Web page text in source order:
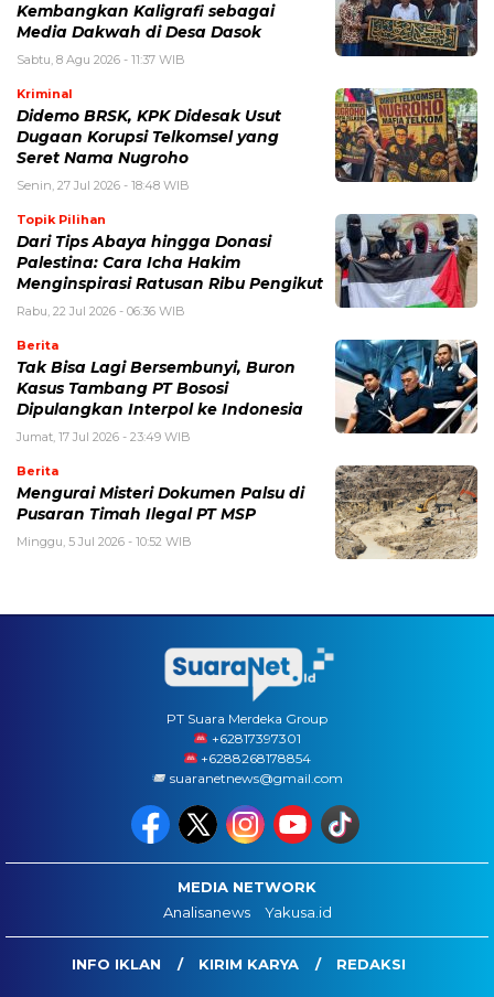
Kembangkan Kaligrafi sebagai
Media Dakwah di Desa Dasok
Sabtu, 8 Agu 2026 - 11:37 WIB
Kriminal
Didemo BRSK, KPK Didesak Usut
Dugaan Korupsi Telkomsel yang
Seret Nama Nugroho
Senin, 27 Jul 2026 - 18:48 WIB
Topik Pilihan
Dari Tips Abaya hingga Donasi
Palestina: Cara Icha Hakim
Menginspirasi Ratusan Ribu Pengikut
Rabu, 22 Jul 2026 - 06:36 WIB
Berita
Tak Bisa Lagi Bersembunyi, Buron
Kasus Tambang PT Bososi
Dipulangkan Interpol ke Indonesia
Jumat, 17 Jul 2026 - 23:49 WIB
Berita
Mengurai Misteri Dokumen Palsu di
Pusaran Timah Ilegal PT MSP
Minggu, 5 Jul 2026 - 10:52 WIB
PT Suara Merdeka Group
‪+62817397301
+6288268178854
suaranetnews@gmail.com
MEDIA NETWORK
Analisanews
Yakusa.id
INFO IKLAN KIRIM KARYA REDAKSI